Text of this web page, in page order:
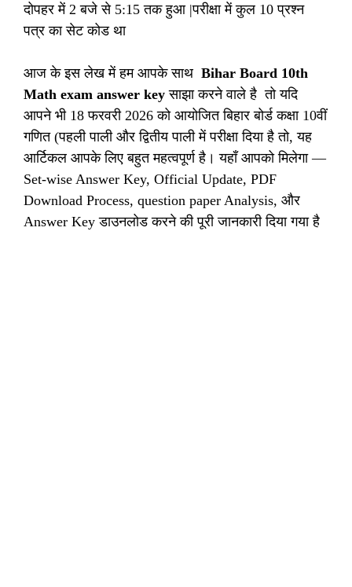
दोपहर में 2 बजे से 5:15 तक हुआ |परीक्षा में कुल 10 प्रश्न
पत्र का सेट कोड था
आज के इस लेख में हम आपके साथ Bihar Board 10th
Math exam answer key साझा करने वाले है तो यदि
आपने भी 18 फरवरी 2026 को आयोजित बिहार बोर्ड कक्षा 10वीं
गणित (पहली पाली और द्वितीय पाली में परीक्षा दिया है तो, यह
आर्टिकल आपके लिए बहुत महत्वपूर्ण है। यहाँ आपको मिलेगा —
Set-wise Answer Key, Official Update, PDF
Download Process, question paper Analysis, और
Answer Key डाउनलोड करने की पूरी जानकारी दिया गया है